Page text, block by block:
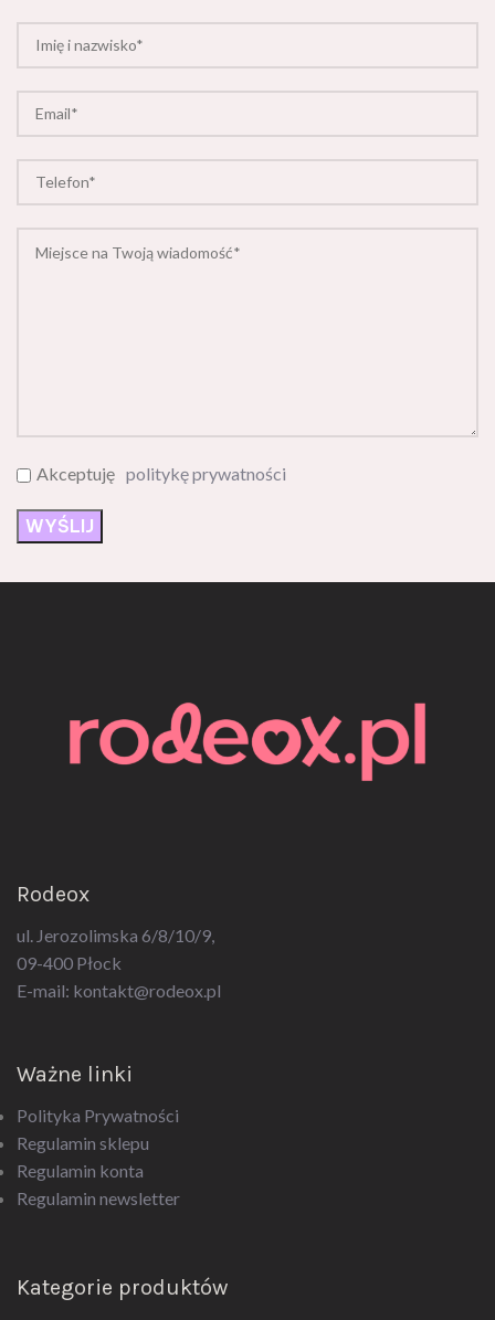
Akceptuję politykę prywatności
Rodeox
ul. Jerozolimska 6/8/10/9,
09-400 Płock
E-mail: kontakt@rodeox.pl
Ważne linki
Polityka Prywatności
Regulamin sklepu
Regulamin konta
Regulamin newsletter
Kategorie produktów